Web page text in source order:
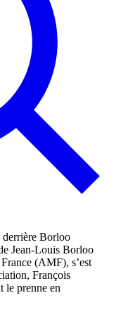
Jean-Louis Borloo
(AMF), s’est
François
le prenne en